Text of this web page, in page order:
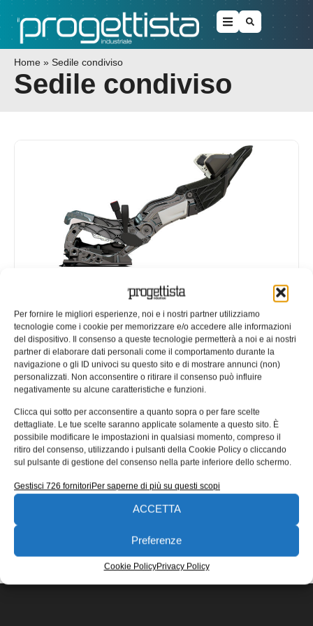
Per fornire le migliori esperienze, noi e i nostri partner utilizziamo
tecnologie come i cookie per memorizzare e/o accedere alle informazioni
del dispositivo. Il consenso a queste tecnologie permetterà a noi e ai nostri
partner di elaborare dati personali come il comportamento durante la
navigazione o gli ID univoci su questo sito e di mostrare annunci (non)
personalizzati. Non acconsentire o ritirare il consenso può influire
negativamente su alcune caratteristiche e funzioni.
Clicca qui sotto per acconsentire a quanto sopra o per fare scelte
dettagliate. Le tue scelte saranno applicate solamente a questo sito. È
possibile modificare le impostazioni in qualsiasi momento, compreso il
ritiro del consenso, utilizzando i pulsanti della Cookie Policy o cliccando
sul pulsante di gestione del consenso nella parte inferiore dello schermo.
Gestisci 726 fornitoriPer saperne di più su questi scopi
ACCETTA
Preferenze
Cookie PolicyPrivacy Policy
Home » Sedile condiviso
Sedile condiviso
Guida autonoma: verso gli abitacoli
del futuro
Solo pochi mesi dopo la stipula del loro accordo di
cooperazione, avvenuta all’inizio di maggio 2017, ZF e
Faurecia presentano
Redazione 21/09/2017
EDICOLA WEB